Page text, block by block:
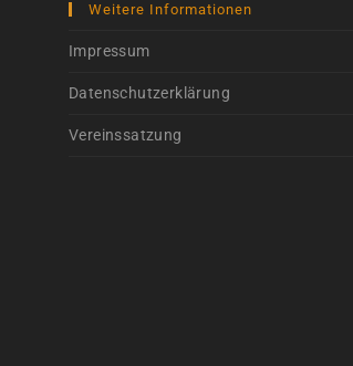
Weitere Informationen
Impressum
Datenschutzerklärung
Vereinssatzung